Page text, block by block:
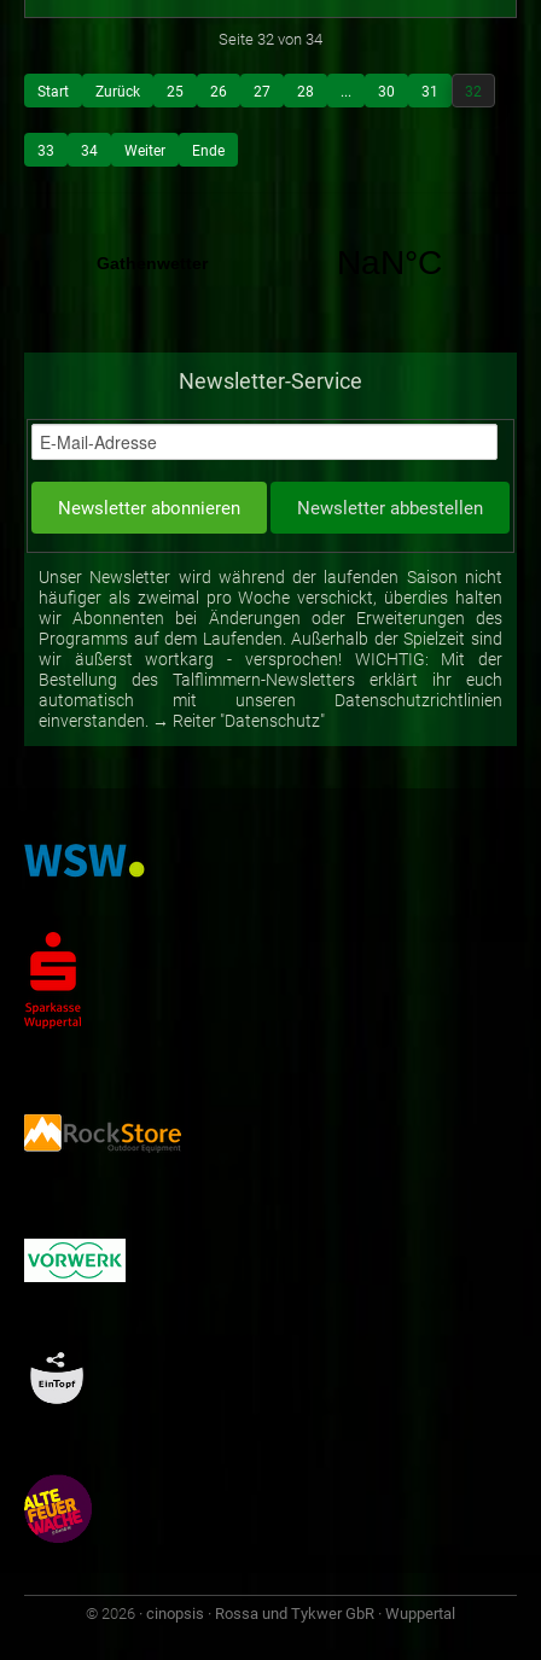
Seite 32 von 34
Start Zurück 25 26 27 28 ... 30 31 32
33 34 Weiter Ende
Newsletter-Service
Unser Newsletter wird während der laufenden Saison nicht
häufiger als zweimal pro Woche verschickt, überdies halten
wir Abonnenten bei Änderungen oder Erweiterungen des
Programms auf dem Laufenden. Außerhalb der Spielzeit sind
wir äußerst wortkarg - versprochen! WICHTIG: Mit der
Bestellung des Talflimmern-Newsletters erklärt ihr euch
automatisch mit unseren Datenschutzrichtlinien
einverstanden. → Reiter "Datenschutz"
© 2026 · cinopsis · Rossa und Tykwer GbR · Wuppertal